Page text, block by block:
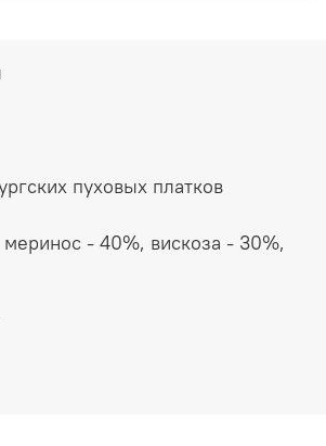
пуховых платков
- 40%, вискоза - 30%,